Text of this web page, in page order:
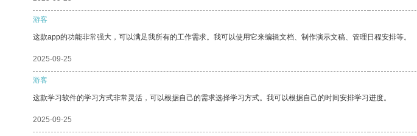
游客
这款app的功能非常强大，可以满足我所有的工作需求。我可以使用它来编辑文档、制作演示文稿、管理日程安排等。
2025-09-25
游客
这款学习软件的学习方式非常灵活，可以根据自己的需求选择学习方式。我可以根据自己的时间安排学习进度。
2025-09-25